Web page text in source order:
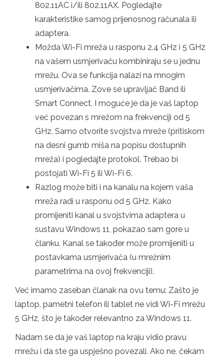
802.11AC i/ili 802.11AX. Pogledajte
karakteristike samog prijenosnog računala ili
adaptera.
Možda Wi-Fi mreža u rasponu 2.4 GHz i 5 GHz
na vašem usmjerivaču kombiniraju se u jednu
mrežu. Ova se funkcija nalazi na mnogim
usmjerivačima. Zove se upravljač Band ili
Smart Connect. I moguće je da je vaš laptop
već povezan s mrežom na frekvenciji od 5
GHz. Samo otvorite svojstva mreže (pritiskom
na desni gumb miša na popisu dostupnih
mreža) i pogledajte protokol. Trebao bi
postojati Wi-Fi 5 ili Wi-Fi 6.
Razlog može biti i na kanalu na kojem vaša
mreža radi u rasponu od 5 GHz. Kako
promijeniti kanal u svojstvima adaptera u
sustavu Windows 11, pokazao sam gore u
članku. Kanal se također može promijeniti u
postavkama usmjerivača (u mrežnim
parametrima na ovoj frekvenciji).
Već imamo zaseban članak na ovu temu: Zašto je
laptop, pametni telefon ili tablet ne vidi Wi-Fi mrežu
5 GHz, što je također relevantno za Windows 11.
Nadam se da je vaš laptop na kraju vidio pravu
mrežu i da ste ga uspješno povezali. Ako ne, čekam